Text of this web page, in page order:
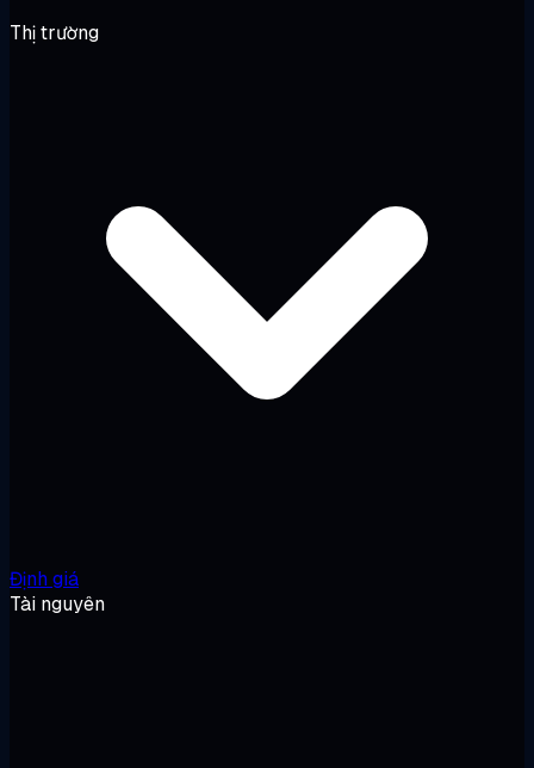
Thị trường
Định giá
Tài nguyên